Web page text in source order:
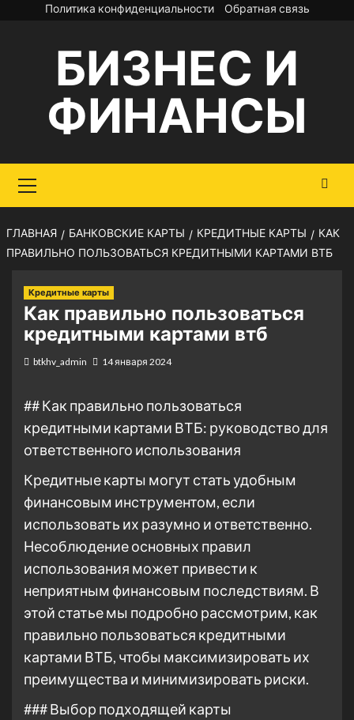
Перейти
содержимому
Политика конфиденциальности Обратная связь
БИЗНЕС И
ФИНАНСЫ
меню
ГЛАВНАЯ БАНКОВСКИЕ КАРТЫ КРЕДИТНЫЕ КАРТЫ
КАК
ПРАВИЛЬНО ПОЛЬЗОВАТЬСЯ КРЕДИТНЫМИ КАРТАМИ ВТБ
Кредитные карты
Как правильно пользоваться
кредитными картами втб
btkhv_admin 14 января 2024
## Как правильно пользоваться
кредитными картами ВТБ: руководство для
ответственного использования
Кредитные карты могут стать удобным
финансовым инструментом, если
использовать их разумно и ответственно.
Несоблюдение основных правил
использования может привести к
неприятным финансовым последствиям. В
этой статье мы подробно рассмотрим, как
правильно пользоваться кредитными
картами ВТБ, чтобы максимизировать их
преимущества и минимизировать риски.
### Выбор подходящей карты